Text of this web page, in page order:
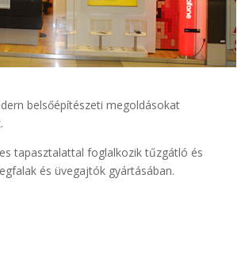
belsőépítészeti megoldásokat
tapasztalattal foglalkozik tűzgátló és
és üvegajtók gyártásában.